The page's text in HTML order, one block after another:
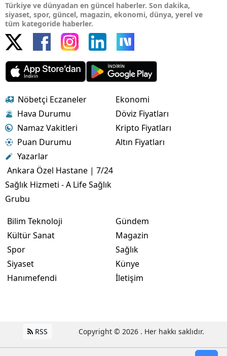
Türkiye ve dünyadan en güncel haberler. Son dakika,
siyaset, spor, güncel, magazin, ekonomi, dünya, yerel ve
tüm kategoride haberler.
Nöbetçi Eczaneler
Hava Durumu
Namaz Vakitleri
Puan Durumu
Yazarlar
Ankara Özel Hastane | 7/24
Sağlık Hizmeti - A Life Sağlık
Grubu
Ekonomi
Döviz Fiyatları
Kripto Fiyatları
Altın Fiyatları
Bilim Teknoloji
Kültür Sanat
Spor
Siyaset
Hanımefendi
Gündem
Magazin
Sağlık
Künye
İletişim
RSS Copyright © 2026 . Her hakkı saklıdır.